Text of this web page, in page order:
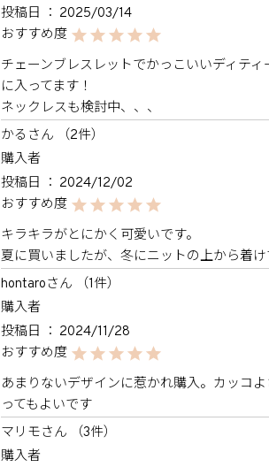
投稿日
2025/03/14
チェーンブレスレットでかっこいいディテ
に入ってます！
ネックレスも検討中、、、
かる
2
購入者
投稿日
2024/12/02
キラキラがとにかく可愛いです。
夏に買いましたが、冬にニットの上から着け
hontaro
1
購入者
投稿日
2024/11/28
あまりないデザインに惹かれ購入。カッコ
ってもよいです
マリモ
3
購入者